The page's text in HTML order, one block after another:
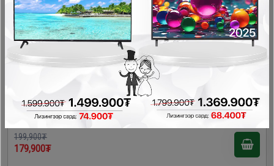
Homelux HAT-9852 холигч
Холигч, Миксер, Шүүс шахагч, Махны машин
199,900₮
179,900₮